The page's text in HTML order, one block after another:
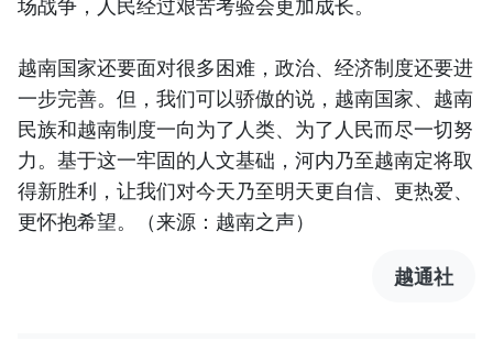
场战争，人民经过艰苦考验会更加成长。
越南国家还要面对很多困难，政治、经济制度还要进
一步完善。但，我们可以骄傲的说，越南国家、越南
民族和越南制度一向为了人类、为了人民而尽一切努
力。基于这一牢固的人文基础，河内乃至越南定将取
得新胜利，让我们对今天乃至明天更自信、更热爱、
更怀抱希望。（来源：越南之声）
越通社